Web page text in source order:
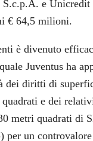
e Unicredit
€ 64,5 milioni.
è divenuto
Juventus ha
diritti di
e dei
metri quadrati di
per un